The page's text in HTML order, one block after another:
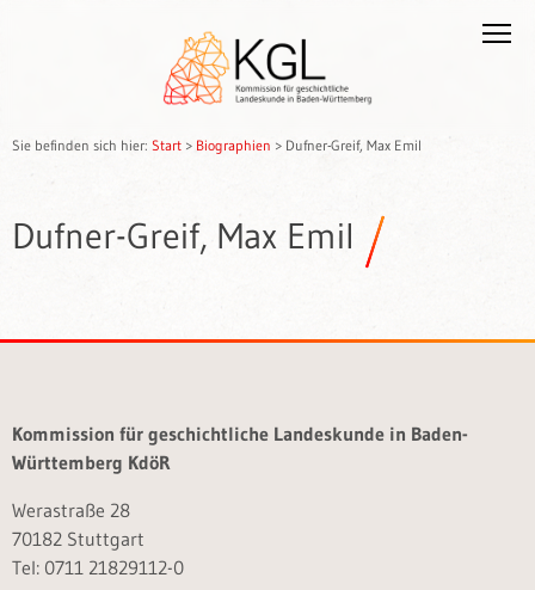
Sie befinden sich hier: Start > Biographien > Dufner-Greif, Max Emil
Dufner-Greif, Max Emil
Kommission für geschichtliche Landeskunde in Baden-
Württemberg KdöR
Werastraße 28
70182 Stuttgart
Tel: 0711 21829112-0